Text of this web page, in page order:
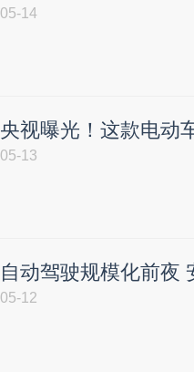
05-14
央视曝光！这款电动
05-13
自动驾驶规模化前夜
05-12